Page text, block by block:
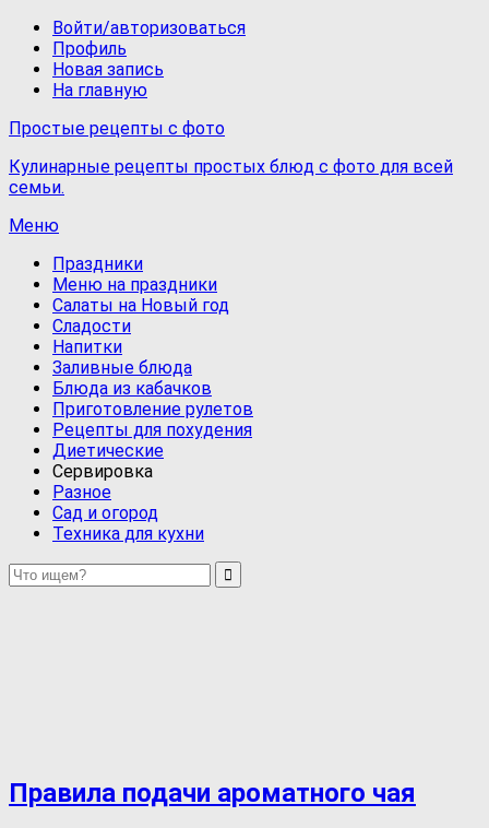
Войти/авторизоваться
Профиль
Новая запись
На главную
Простые рецепты с фото
Кулинарные рецепты простых блюд с фото для всей
семьи.
Меню
Праздники
Меню на праздники
Салаты на Новый год
Сладости
Напитки
Заливные блюда
Блюда из кабачков
Приготовление рулетов
Рецепты для похудения
Диетические
Сервировка
Разное
Сад и огород
Техника для кухни
Правила подачи ароматного чая